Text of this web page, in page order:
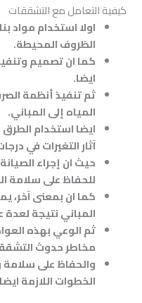
كيفية التعامل مع التشققات
اولا استخدام مواد
الظروف المحيطة.
كما ان تصميم
ايضا.
ثم تنفيذ أنظمة
المياه إلى المباني.
ايضا استخدام الطرق
آثار التغيرات في
حيث ان إجراء
للحفاظ على سلامة
كما ان بمعنى آخر،
المباني نتيجة لعدة
ثم الوعي بهذه
مخاطر حدوث
والحفاظ على سلامة
الخطوات اللازمة